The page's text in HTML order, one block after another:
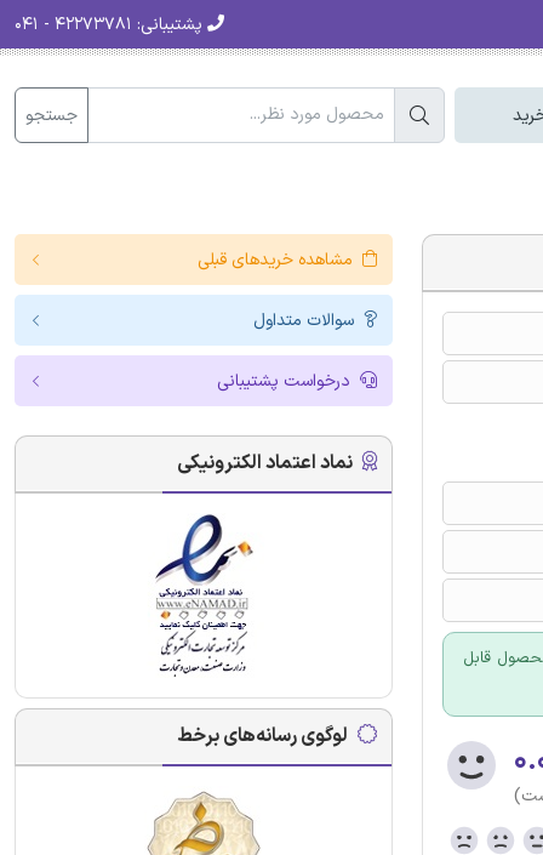
پشتیبانی:
جستجو
قابل
مشاهده خریدهای قبلی
سوالات متداول
درخواست پشتیبانی
نماد اعتماد الکترونیکی
لوگوی رسانه‌های برخط